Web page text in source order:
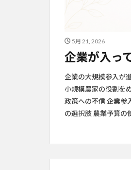
5月 21, 2026
企業が入っ
企業の大規模参入が
小規模農家の役割を
政策への不信 企業参
の選択肢 農業予算の